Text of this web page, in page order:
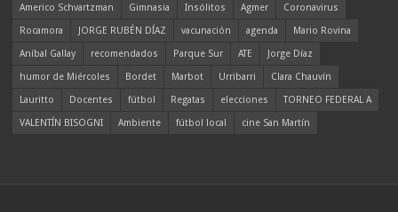
Americo Schvartzman Gimnasia Insólitos Agmer
Coronavirus
Rocamora
JORGE RUBÉN DÍAZ vacunación agenda
Mario Rovina
Aníbal Gallay
recomendados Parque Sur ATE
Jorge Díaz
humor de Miércoles
Bordet Marbot Urribarri
Clara Chauvín
Lauritto
Docentes fútbol Regatas elecciones
TORNEO FEDERAL A
VALENTÍN BISOGNI
Ambiente fútbol local cine San Martín